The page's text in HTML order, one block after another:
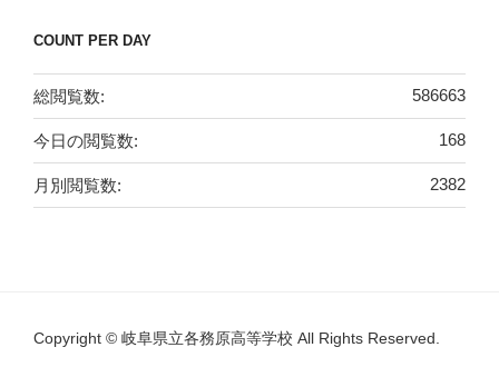
COUNT PER DAY
586663
総閲覧数:
168
今日の閲覧数:
2382
月別閲覧数:
Copyright © 岐阜県立各務原高等学校 All Rights Reserved.